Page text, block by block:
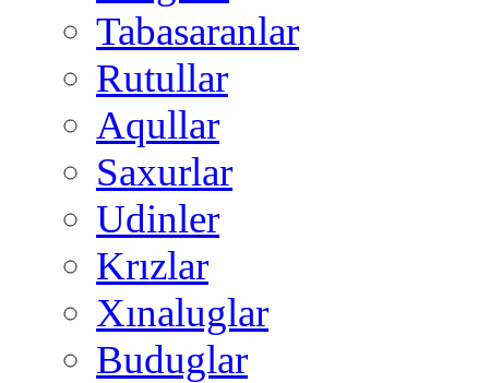
Tabasaranlar
Rutullar
Aqullar
Saxurlar
Udinler
Krızlar
Xınaluglar
Buduglar